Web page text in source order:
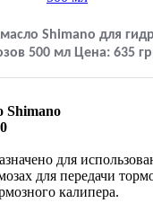
Shimano для
500 мл Цена:635
Shimano
для
для передачи
калипера.